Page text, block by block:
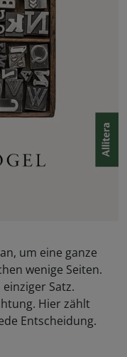
um eine ganze
wenige Seiten.
Satz.
Hier zählt
Entscheidung.